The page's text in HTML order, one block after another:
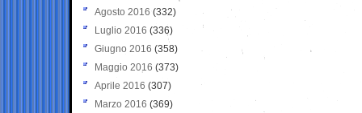
Agosto 2016 (332)
Luglio 2016 (336)
Giugno 2016 (358)
Maggio 2016 (373)
Aprile 2016 (307)
Marzo 2016 (369)